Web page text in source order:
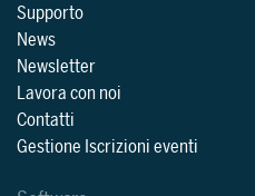
Supporto
News
Newsletter
Lavora con noi
Contatti
Gestione Iscrizioni eventi